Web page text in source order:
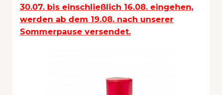
30.07. bis einschließlich 16.08. eingehen,
werden ab dem 19.08. nach unserer
Sommerpause versendet.